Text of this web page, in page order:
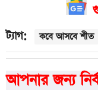
ট্যাগ: কবে আসবে শীত
আপনার জন্য